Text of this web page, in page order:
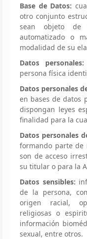
Base de Datos:
otro conjunto
sean objeto de
automatizado o
modalidad de su
Datos personales:
persona física
Datos personales
en bases de datos
dispongan leyes
finalidad para la
Datos personales
formando parte de
son de acceso
su titular o para la
Datos sensibles:
de la persona,
origen racial,
religiosas o
información
sexual, entre otros.